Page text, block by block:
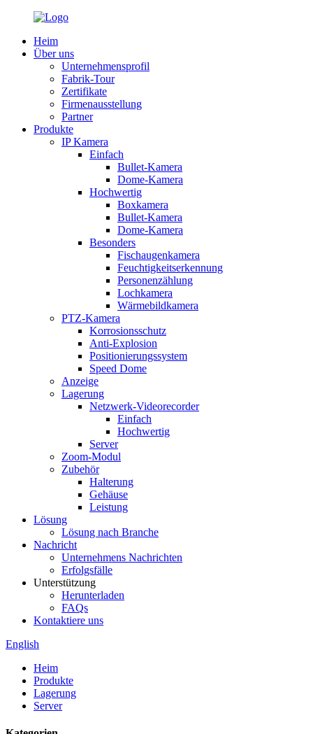
Heim
Über uns
Unternehmensprofil
Fabrik-Tour
Zertifikate
Firmenausstellung
Partner
Produkte
IP Kamera
Einfach
Bullet-Kamera
Dome-Kamera
Hochwertig
Boxkamera
Bullet-Kamera
Dome-Kamera
Besonders
Fischaugenkamera
Feuchtigkeitserkennung
Personenzählung
Lochkamera
Wärmebildkamera
PTZ-Kamera
Korrosionsschutz
Anti-Explosion
Positionierungssystem
Speed ​​Dome
Anzeige
Lagerung
Netzwerk-Videorecorder
Einfach
Hochwertig
Server
Zoom-Modul
Zubehör
Halterung
Gehäuse
Leistung
Lösung
Lösung nach Branche
Nachricht
Unternehmens Nachrichten
Erfolgsfälle
Unterstützung
Herunterladen
FAQs
Kontaktiere uns
English
Heim
Produkte
Lagerung
Server